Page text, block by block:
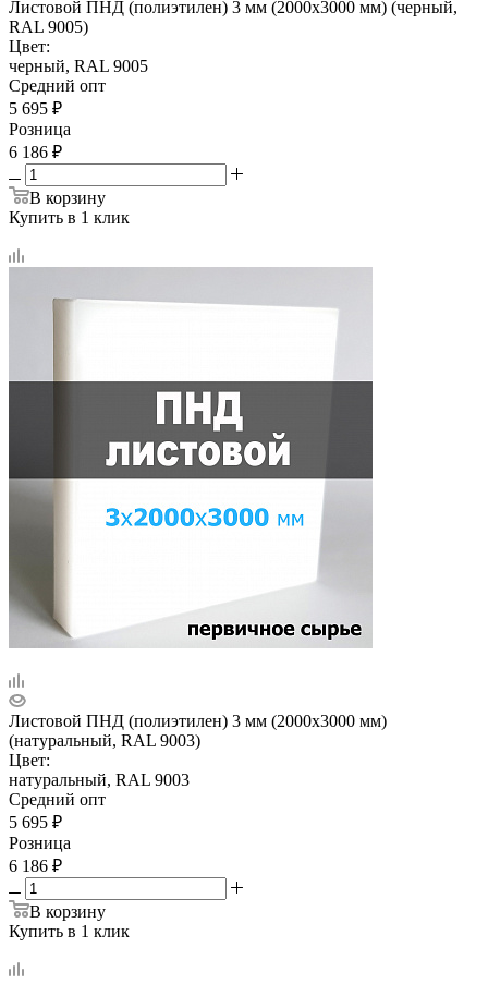
Листовой ПНД (полиэтилен) 3 мм (2000х3000 мм) (черный,
RAL 9005)
Цвет:
черный, RAL 9005
Средний опт
5 695 ₽
Розница
6 186 ₽
В корзину
Купить в 1 клик
Листовой ПНД (полиэтилен) 3 мм (2000х3000 мм)
(натуральный, RAL 9003)
Цвет:
натуральный, RAL 9003
Средний опт
5 695 ₽
Розница
6 186 ₽
В корзину
Купить в 1 клик